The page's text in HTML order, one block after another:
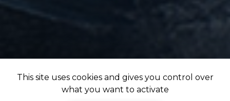
This site uses cookies and gives you control over
what you want to activate